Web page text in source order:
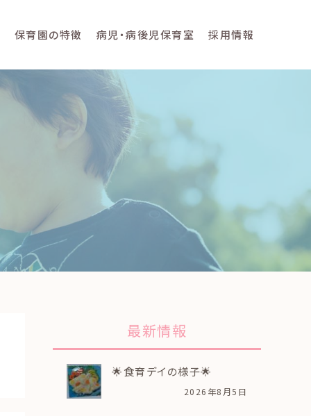
保育園の特徴 病児・病後児保育室 採用情報
最新情報
🌟食育デイの様子🌟
2026年8月5日